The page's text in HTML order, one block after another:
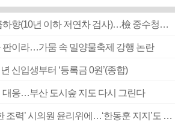
■ 검사 신분 버리고 직급하향(10년 이하 저연차 검사)…檢 중수청행 기피
판이라…가뭄 속 밀양물축제 강행 논란
신입생부터 ‘등록금 0원’(종합)
대응…부산 도시숲 지도 다시 그린다
■ 국힘 부산시당, ‘정이한 조력’ 시의원 윤리위에…‘한동훈 지지’도 신고접수